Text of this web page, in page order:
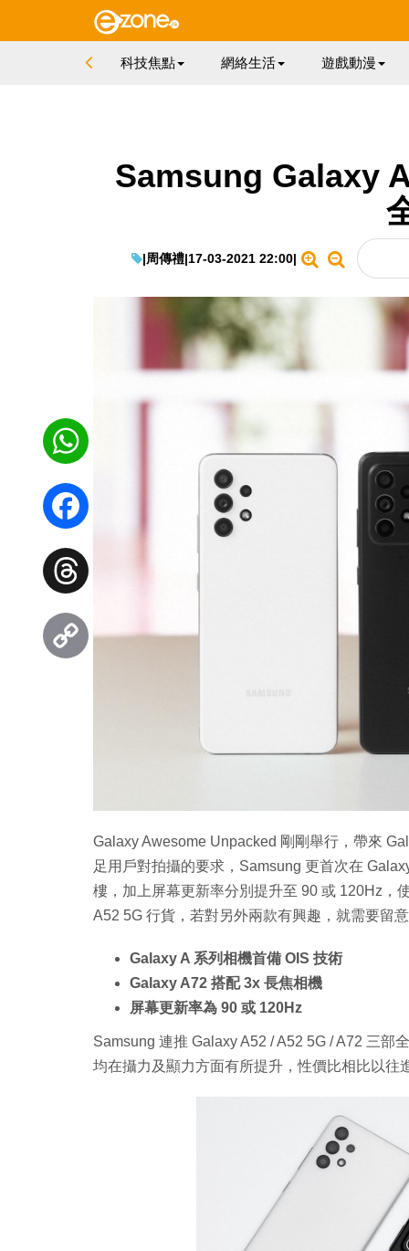
科技焦點 網絡生活 遊戲動漫
Samsung Galaxy
|周傳禮|17-03-2021 22:00|
Galaxy Awesome Unpacked 剛剛舉行，帶來
足用戶對拍攝的要求，Samsung 更首次在
樓，加上屏幕更新率分別提升至 90 或 120Hz，
A52 5G 行貨，若對另外兩款有興趣，就需要留
Galaxy A 系列相機首備 OIS 技術
Galaxy A72 搭配 3x 長焦相機
屏幕更新率為 90 或 120Hz
Samsung 連推 Galaxy A52 / A52 5G / A72 三部
均在攝力及顯力方面有所提升，性價比相比以往
WhatsApp
Facebook
Threads